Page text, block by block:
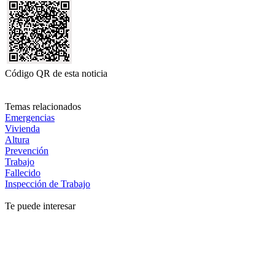
Código QR de esta noticia
Temas relacionados
Emergencias
Vivienda
Altura
Prevención
Trabajo
Fallecido
Inspección de Trabajo
Te puede interesar